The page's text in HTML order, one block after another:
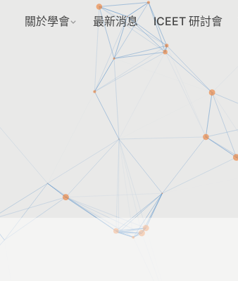
關於學會 最新消息 ICEET 研討會